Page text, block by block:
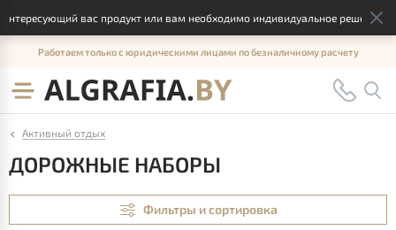
вас продукт или вам необходимо индивидуальное решение,
Работаем только с юридическими лицами по безналичному расчету
Активный отдых
ДОРОЖНЫЕ НАБОРЫ
Фильтры и сортировка